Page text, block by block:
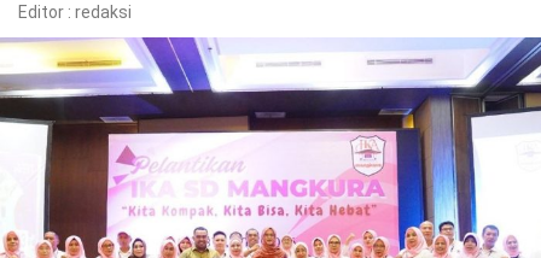
Copyright
2026
Loka
News
right
reserved
Editor : redaksi